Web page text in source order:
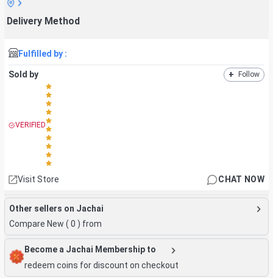
Delivery Method
Fulfilled by :
Sold by + Follow
VERIFIED
Visit Store CHAT NOW
Other sellers on Jachai
Compare New ( 0 ) from
Become a Jachai Membership to
redeem coins for discount on checkout